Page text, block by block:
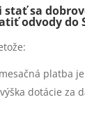
stať sa
odvody do
platba
dotácie za